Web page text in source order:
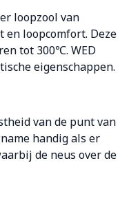
loopzool van
loopcomfort. Deze
tot 300℃. WED
eigenschappen.
van de punt van
handig als er
de neus over de